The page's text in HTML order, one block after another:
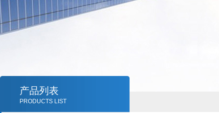
产品列表
PRODUCTS LIST